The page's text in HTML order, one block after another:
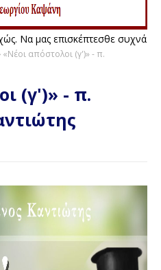
Να μας επισκέπτεσθε συχνά
«Νέοι απόστολοι (γ')» - π.
(γ')» - π.